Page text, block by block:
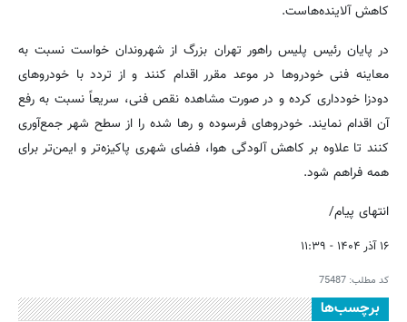
کاهش آلاینده‌هاست.
در پایان رئیس پلیس راهور تهران بزرگ از شهروندان خواستنسبت به
معاینه فنی خودروها در موعد مقرر اقدام کنند واز تردد با خودروهای
دودزا خودداری کرده و در صورت مشاهده نقص فنی، سریعاً نسبت به رفع
آن اقدام نمایند. خودروهای فرسوده و رها شده را از سطح شهر جمع‌آوری
کنند تا علاوه بر کاهش آلودگی هوا، فضای شهری پاکیزه‌تر و ایمن‌تر برای
همه فراهم شود.
انتهای پیام/
۱۶ آذر ۱۴۰۴ - ۱۱:۳۹
کد مطلب: 75487
برچسب‌ها